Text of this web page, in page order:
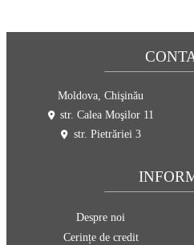
Despre noi
Cerințe de credit
Moldova, Chişinău
str. Calea Moşilor 11
str. Pietrăriei 3